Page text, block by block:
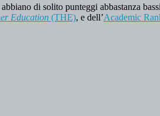
di solito punteggi abbastanza
Education (THE), e dell’Academic